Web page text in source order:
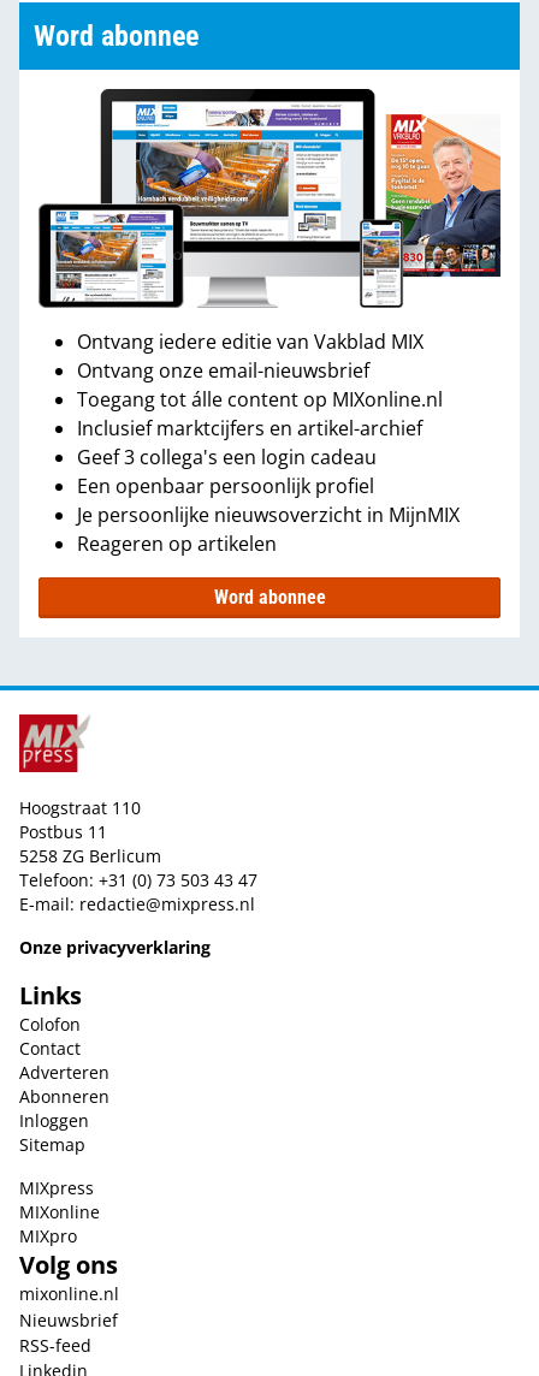
Word abonnee
Ontvang iedere editie van Vakblad MIX
Ontvang onze email-nieuwsbrief
Toegang tot álle content op MIXonline.nl
Inclusief marktcijfers en artikel-archief
Geef 3 collega's een login cadeau
Een openbaar persoonlijk profiel
Je persoonlijke nieuwsoverzicht in MijnMIX
Reageren op artikelen
Word abonnee
Hoogstraat 110
Postbus 11
5258 ZG Berlicum
Telefoon: +31 (0) 73 503 43 47
E-mail: redactie@mixpress.nl
Onze privacyverklaring
Links
Colofon
Contact
Adverteren
Abonneren
Inloggen
Sitemap
MIXpress
MIXonline
MIXpro
Volg ons
mixonline.nl
Nieuwsbrief
RSS-feed
Linkedin